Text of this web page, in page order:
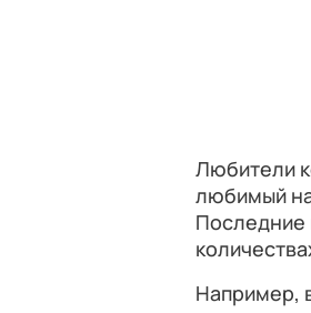
Любители
любимый
Последние
Например,